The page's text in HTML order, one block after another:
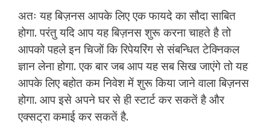
अतः यह बिज़नस आपके लिए एक फायदे का सौदा साबित
होगा. परंतु यदि आप यह बिज़नस शुरू करना चाहते है तो
आपको पहले इन चिजों कि रिपेयरिंग से संबन्धित टेक्निकल
ज्ञान लेना होगा. एक बार जब आप यह सब सिख जाएंगे तो यह
आपके लिए बहोत कम निवेश में शुरू किया जाने वाला बिज़नस
होगा. आप इसे अपने घर से ही स्टार्ट कर सकतें है और
एक्सट्रा कमाई कर सकतें है.